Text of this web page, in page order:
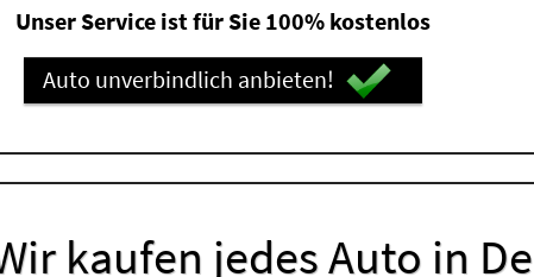
Unser Service ist für Sie 100% kostenlos
Auto unverbindlich anbieten!
kaufen jedes Auto in